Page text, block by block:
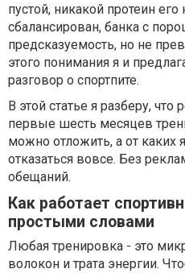
пустой, никакой протеин
сбалансирован, банка с
предсказуемость, но не
этого понимания я и
разговор о спортпите.
В этой статье я разберу,
первые шесть месяцев
можно отложить, а от каких
отказаться вовсе. Без
обещаний.
Как работает
простыми словами
Любая тренировка - это
волокон и трата энергии.